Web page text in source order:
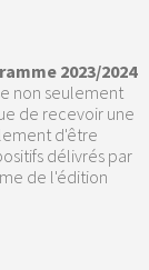
2023/2024
non seulement
de recevoir une
d'être
délivrés par
de l'édition